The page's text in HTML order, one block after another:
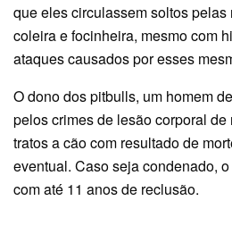
que eles circulassem soltos
coleira e focinheira, mesmo com
ataques causados por esses
O dono dos pitbulls, um homem
pelos crimes de lesão corporal
tratos a cão com resultado de
eventual. Caso seja condenado,
com até 11 anos de reclusão.